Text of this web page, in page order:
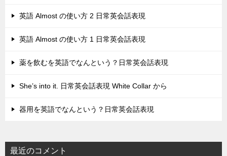
英語 Almost の使い方 2 日常英会話表現
英語 Almost の使い方 1 日常英会話表現
薬を飲むを英語でなんという？日常英会話表現
She’s into it. 日常英会話表現 White Collar から
器用を英語でなんという？日常英会話表現
最近のコメント